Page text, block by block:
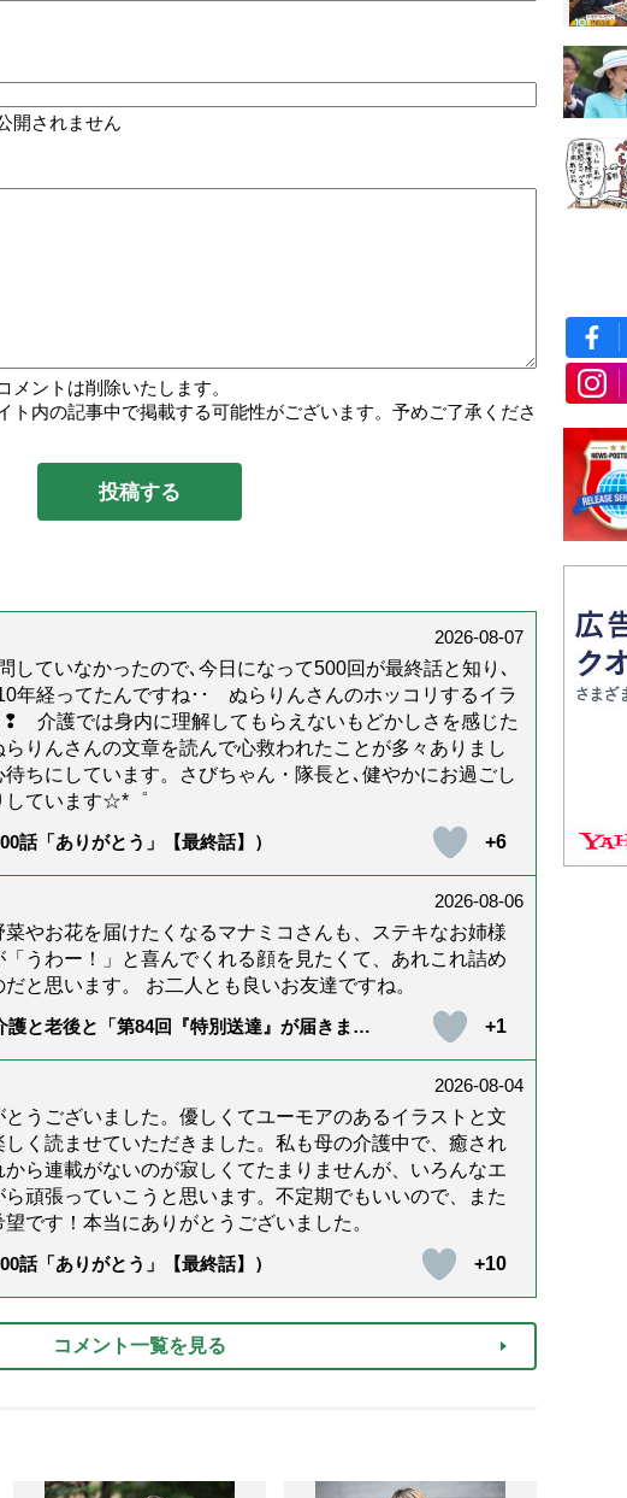
開されません
ントは削除いたします。
ト内の記事中で掲載する可能性がございます。予めご了承くださ
2026-08-07
していなかったので､今日になって500回が最終話と知り､
年経ってたんですね･･ ぬらりんさんのホッコリするイラ
介護では身内に理解してもらえないもどかしさを感じた
りんさんの文章を読んで心救われたことが多々ありまし
ちにしています。さびちゃん・隊長と､健やかにお過ごし
しています☆*゜
話「ありがとう」【最終話】）
+6
2026-08-06
菜やお花を届けたくなるマナミコさんも、ステキなお姉様
うわー！」と喜んでくれる顔を見たくて、あれこれ詰め
と思います。 お二人とも良いお友達ですね。
護と老後と「第84回『特別送達』が届きまし
+1
2026-08-04
うございました。優しくてユーモアのあるイラストと文
く読ませていただきました。私も母の介護中で、癒され
ら連載がないのが寂しくてたまりませんが、いろんなエ
頑張っていこうと思います。不定期でもいいので、また
です！本当にありがとうございました。
話「ありがとう」【最終話】）
+10
コメント一覧を見る